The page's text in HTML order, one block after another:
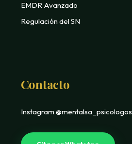
EMDR Avanzado
Regulación del SN
Contacto
Instagram @mentalsa_psicologos